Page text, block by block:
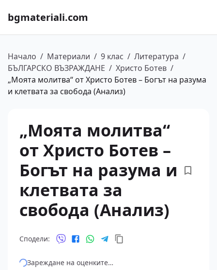
bgmateriali.com
Начало / Материали / 9 клас / Литература /
БЪЛГАРСКО ВЪЗРАЖДАНЕ / Христо Ботев /
„Моята молитва“ от Христо Ботев – Богът на разума
и клетвата за свобода (Анализ)
„Моята молитва“
от Христо Ботев –
Богът на разума и
клетвата за
свобода (Анализ)
Сподели:
Зареждане на оценките…